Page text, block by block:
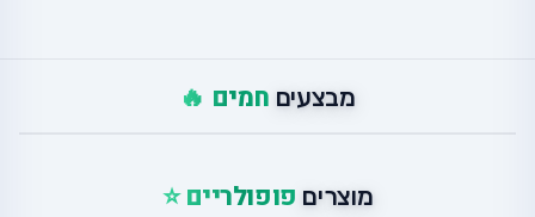
מבצעים חמים 🔥
מוצרים פופולריים ⭐